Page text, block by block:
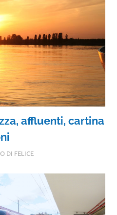
affluenti, cartina
DI FELICE